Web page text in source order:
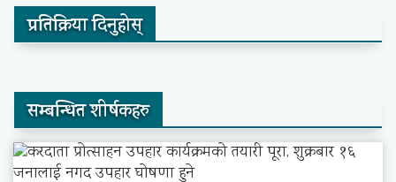
प्रतिक्रिया दिनुहोस्
सम्बन्धित शीर्षकहरु